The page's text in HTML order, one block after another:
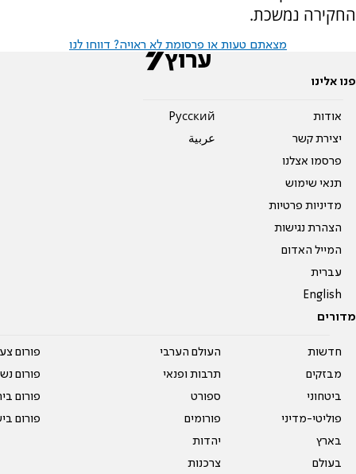
החקירה נמשכת.
מצאתם טעות או פרסומת לא ראויה? דווחו לנו
פנו אלינו
אודות
יצירת קשר
פרסמו אצלנו
תנאי שימוש
מדיניות פרטיות
הצהרת נגישות
המייל האדום
עברית
English
Pусский
عربية
מדורים
חדשות
מבזקים
ביטחוני
פוליטי-מדיני
בארץ
בעולם
העולם הערבי
תרבות ופנאי
ספורט
פורומים
יהדות
צרכנות
פורום
פורום
פורום
פורום